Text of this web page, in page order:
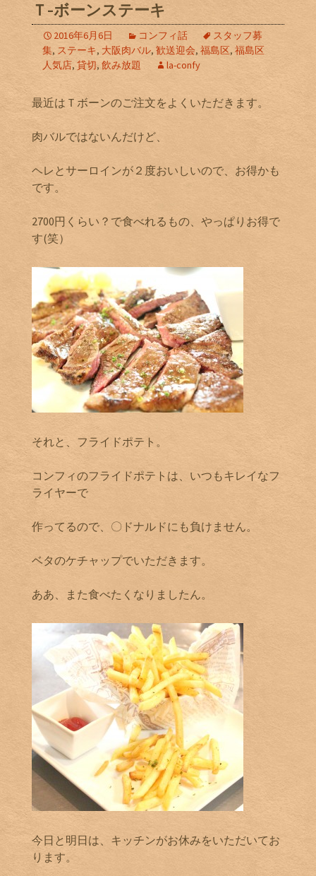
Ｔ-ボーンステーキ
2016年6月6日 コンフィ話
スタッフ募
集, ステーキ, 大阪肉バル, 歓送迎会, 福島区, 福島区
人気店, 貸切, 飲み放題 la-confy
最近はＴボーンのご注文をよくいただきます。
肉バルではないんだけど、
ヘレとサーロインが２度おいしいので、お得かも
です。
2700円くらい？で食べれるもの、やっぱりお得で
す(笑）
それと、フライドポテト。
コンフィのフライドポテトは、いつもキレイなフ
ライヤーで
作ってるので、〇ドナルドにも負けません。
ベタのケチャップでいただきます。
ああ、また食べたくなりましたん。
今日と明日は、キッチンがお休みをいただいてお
ります。